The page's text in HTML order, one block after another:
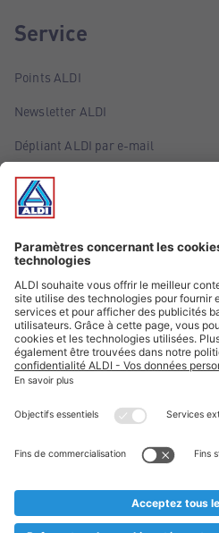
Service
Points ALDI
Newsletter ALDI
Dépliant ALDI par e-mail
Offres
Infos essentielles
Suivez ALDI
Textes marqués d'un astérisque et
* Nous vendons ces articles
au cas où, malgré le planning bien
prématurément en rupture de
** Sur ce site, l’utilisation de la